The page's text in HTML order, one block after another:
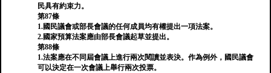
民具有約束力。
第87條
1.國民議會或部長會議的任何成員均有權提出一項法案。
2.國家預算法案應由部長會議起草並提出。
第88條
1.法案應在不同屆會議上進行兩次閱讀並表決。作為例外，國民議會
可以決定在一次會議上舉行兩次投票。